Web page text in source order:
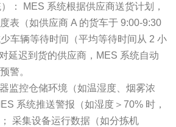
： MES 系统根据供应商送货计划，
表（如供应商 A 的货车于 9:00-9:30
车辆等待时间（平均等待时间从 2 小
延迟到货的供应商，MES 系统自动
警。
监控仓储环境（如温湿度、烟雾浓
系统推送警报（如湿度＞70% 时，
采集设备运行数据（如分拣机